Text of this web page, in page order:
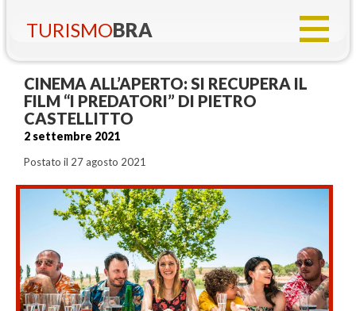
TURISMOBRA
CINEMA ALL’APERTO: SI RECUPERA IL
FILM “I PREDATORI” DI PIETRO
CASTELLITTO
2 settembre 2021
Postato il 27 agosto 2021